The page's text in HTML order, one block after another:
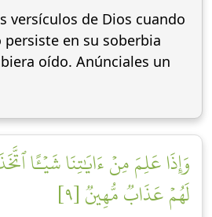
versículos de Dios cuando
en su soberbia
oído. Anúnciales un
وَإِذَا عَلِمَ مِنۡ ءَايَٰتِنَا شَيۡـًٔا
لَهُمۡ عَذَابٞ مُّهِينٞ [٩]